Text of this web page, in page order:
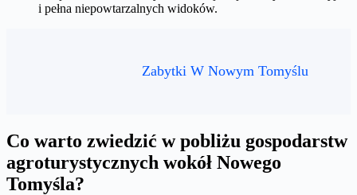
i pełna niepowtarzalnych widoków.
Zabytki W Nowym Tomyślu
Co warto zwiedzić w pobliżu gospodarstw
agroturystycznych wokół Nowego
Tomyśla?